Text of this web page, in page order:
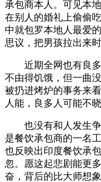
承包商本人。可见本
在别人的婚礼上偷偷
中就包罗本地人最爱
思议，把男孩拉出来时
近期全网也有良多
不由得饥饿，但一曲
被扔进烤炉的事务来
人能，良多人可能不
也没有和人发生争
是餐饮承包商的一名
也反映出印度餐饮承
忽。愿这起悲剧能更
奋，背后的比大师想